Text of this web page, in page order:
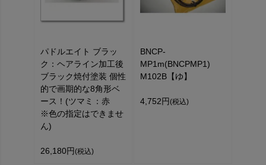
パドルエイト ブラッ
ク：ヘアライン加工後
ブラック焼付塗装 個性
的で画期的な8角形ベ
ース！(ツマミ：赤
※色の指定はできませ
ん)
26,180円 (税込)
BNCP-
MP1m(BNCPMP1)
M102B【ゆ】
4,752円 (税込)